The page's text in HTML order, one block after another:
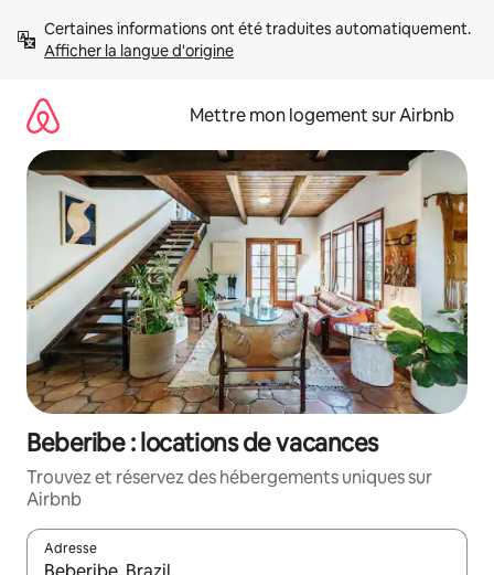
directement
Afficher la langue d'origine
Mettre mon logement sur Airbnb
Beberibe : locations de vacances
Trouvez et réservez des hébergements uniques sur
Airbnb
Adresse
Lorsque les résultats s'affichent, utilisez les flèches vers le